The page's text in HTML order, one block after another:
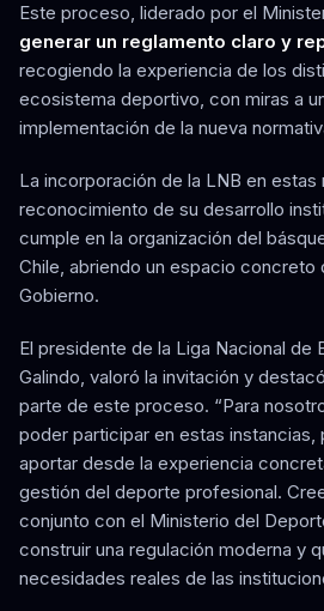
Este proceso, liderado por el
generar un reglamento claro y
recogiendo la experiencia de los
ecosistema deportivo, con miras a
implementación de la nueva
La incorporación de la LNB en estas
reconocimiento de su desarrollo
cumple en la organización del
Chile, abriendo un espacio concreto
Gobierno.
El presidente de la Liga Nacional de
Galindo, valoró la invitación y
parte de este proceso. “Para
poder participar en estas instancias,
aportar desde la experiencia
gestión del deporte profesional.
conjunto con el Ministerio del
construir una regulación moderna y
necesidades reales de las